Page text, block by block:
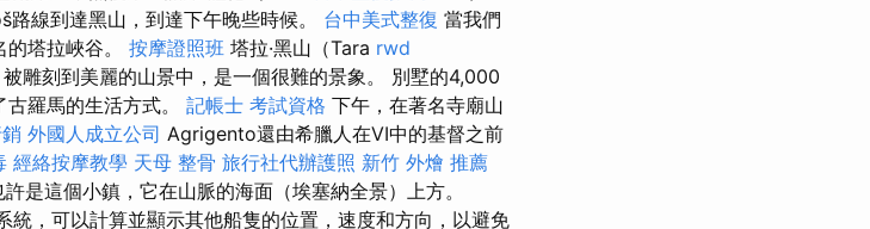
線到達黑山，到達下午晚些時候。 台中美式整復 當我們
塔拉峽谷。 按摩證照班 塔拉·黑山（Tara rwd
雕刻到美麗的山景中，是一個很難的景象。 別墅的4,000
羅馬的生活方式。 記帳士 考試資格 下午，在著名寺廟山
外國人成立公司 Agrigento還由希臘人在VI中的基督之前
經絡按摩教學 天母 整骨 旅行社代辦護照 新竹 外燴 推薦
是這個小鎮，它在山脈的海面（埃塞納全景）上方。
統，可以計算並顯示其他船隻的位置，速度和方向，以避免